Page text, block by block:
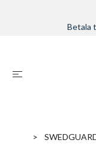
Betala